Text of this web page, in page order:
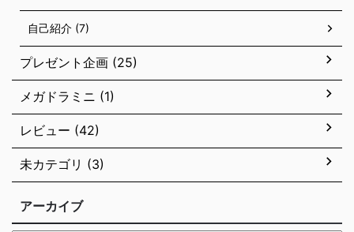
自己紹介 (7)
プレゼント企画 (25)
メガドラミニ (1)
レビュー (42)
未カテゴリ (3)
アーカイブ